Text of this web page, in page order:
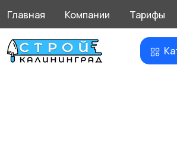
Главная Компании Тарифы